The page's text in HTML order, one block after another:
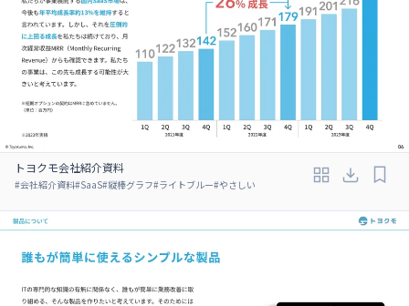
トヨクモ会社紹介資料
#会社紹介資料#SaaS#縦棒グラフ#ライトブルー#やさしい